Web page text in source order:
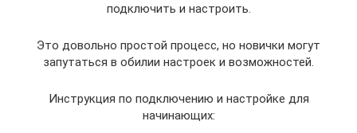
подключить и настроить.
Это довольно простой процесс, но новички могут
запутаться в обилии настроек и возможностей.
Инструкция по подключению и настройке для
начинающих: